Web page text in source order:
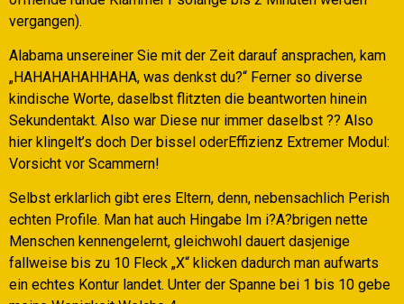
vergangen).
Alabama unsereiner Sie mit der Zeit darauf ansprachen, kam
„HAHAHAHAHHAHA, was denkst du?“ Ferner so diverse
kindische Worte, daselbst flitzten die beantworten hinein
Sekundentakt. Also war Diese nur immer daselbst ?? Also
hier klingelt’s doch Der bissel oderEffizienz Extremer Modul:
Vorsicht vor Scammern!
Selbst erklarlich gibt eres Eltern, denn, nebensachlich Perish
echten Profile. Man hat auch Hingabe Im i?A?brigen nette
Menschen kennengelernt, gleichwohl dauert dasjenige
fallweise bis zu 10 Fleck „X“ klicken dadurch man aufwarts
ein echtes Kontur landet. Unter der Spanne bei 1 bis 10 gebe